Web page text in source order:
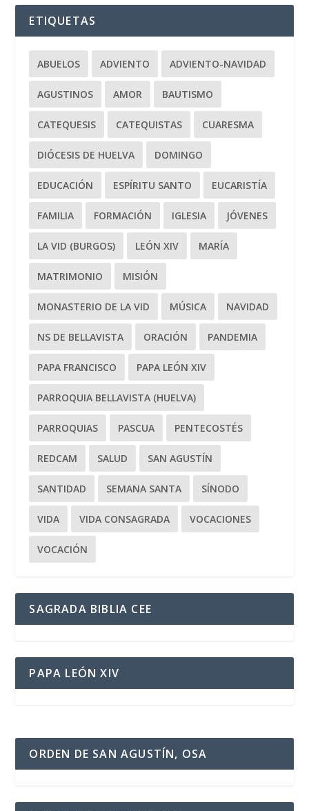
ETIQUETAS
ABUELOS ADVIENTO ADVIENTO-NAVIDAD
AGUSTINOS AMOR BAUTISMO
CATEQUESIS CATEQUISTAS CUARESMA
DIÓCESIS DE HUELVA DOMINGO
EDUCACIÓN ESPÍRITU SANTO EUCARISTÍA
FAMILIA FORMACIÓN IGLESIA JÓVENES
LA VID (BURGOS) LEÓN XIV MARÍA
MATRIMONIO MISIÓN
MONASTERIO DE LA VID MÚSICA NAVIDAD
NS DE BELLAVISTA ORACIÓN PANDEMIA
PAPA FRANCISCO PAPA LEÓN XIV
PARROQUIA BELLAVISTA (HUELVA)
PARROQUIAS PASCUA PENTECOSTÉS
REDCAM SALUD SAN AGUSTÍN
SANTIDAD SEMANA SANTA SÍNODO
VIDA VIDA CONSAGRADA VOCACIONES
VOCACIÓN
SAGRADA BIBLIA CEE
PAPA LEÓN XIV
ORDEN DE SAN AGUSTÍN, OSA